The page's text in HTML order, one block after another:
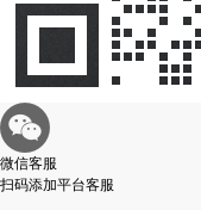
微信客服
扫码添加平台客服